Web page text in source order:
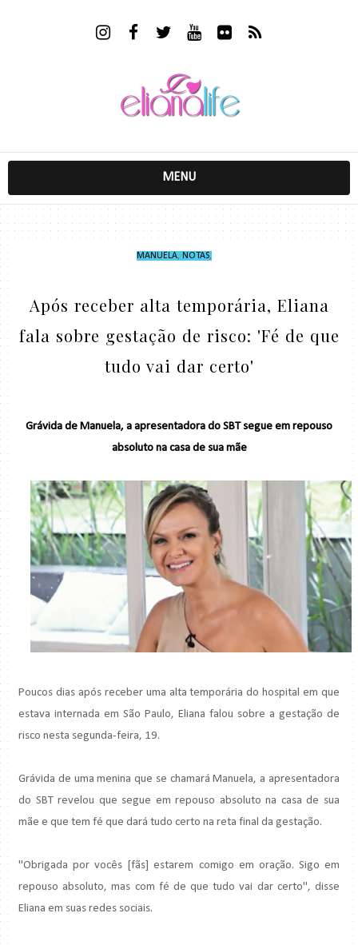
MENU
MANUELA, NOTAS,
Após receber alta temporária, Eliana
fala sobre gestação de risco: 'Fé de que
tudo vai dar certo'
Grávida de Manuela, a apresentadora do SBT segue em repouso
absoluto na casa de sua mãe
Poucos dias após receber uma alta temporária do hospital em que
estava internada em São Paulo, Eliana falou sobre a gestação de
risco nesta segunda-feira, 19.
Grávida de uma menina que se chamará Manuela, a apresentadora
do SBT revelou que segue em repouso absoluto na casa de sua
mãe e que tem fé que dará tudo certo na reta final da gestação.
"Obrigada por vocês [fãs] estarem comigo em oração. Sigo em
repouso absoluto, mas com fé de que tudo vai dar certo", disse
Eliana em suas redes sociais.